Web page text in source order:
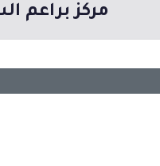
مركز براعم